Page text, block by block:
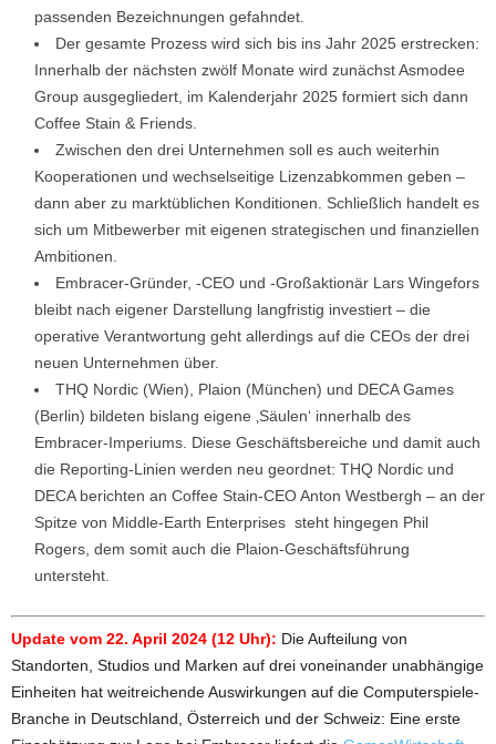
passenden Bezeichnungen gefahndet.
Der gesamte Prozess wird sich bis ins Jahr 2025 erstrecken:
Innerhalb der nächsten zwölf Monate wird zunächst Asmodee
Group ausgegliedert, im Kalenderjahr 2025 formiert sich dann
Coffee Stain & Friends.
Zwischen den drei Unternehmen soll es auch weiterhin
Kooperationen und wechselseitige Lizenzabkommen geben –
dann aber zu marktüblichen Konditionen. Schließlich handelt es
sich um Mitbewerber mit eigenen strategischen und finanziellen
Ambitionen.
Embracer-Gründer, -CEO und -Großaktionär Lars Wingefors
bleibt nach eigener Darstellung langfristig investiert – die
operative Verantwortung geht allerdings auf die CEOs der drei
neuen Unternehmen über.
THQ Nordic (Wien), Plaion (München) und DECA Games
(Berlin) bildeten bislang eigene ‚Säulen‘ innerhalb des
Embracer-Imperiums. Diese Geschäftsbereiche und damit auch
die Reporting-Linien werden neu geordnet: THQ Nordic und
DECA berichten an Coffee Stain-CEO Anton Westbergh – an der
Spitze von Middle-Earth Enterprises steht hingegen Phil
Rogers, dem somit auch die Plaion-Geschäftsführung
untersteht.
Update vom 22. April 2024 (12 Uhr): Die Aufteilung von
Standorten, Studios und Marken auf drei voneinander unabhängige
Einheiten hat weitreichende Auswirkungen auf die Computerspiele-
Branche in Deutschland, Österreich und der Schweiz: Eine erste